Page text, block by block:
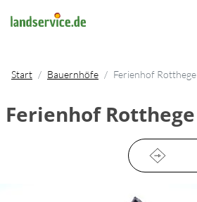
Start Bauernhöfe Ferienhof Rotthege
Ferienhof Rotthege